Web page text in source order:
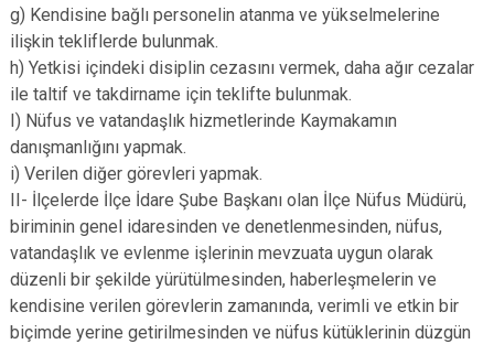
g) Kendisine bağlı personelin atanma ve yükselmelerine
ilişkin tekliflerde bulunmak.
h) Yetkisi içindeki disiplin cezasını vermek, daha ağır cezalar
ile taltif ve takdirname için teklifte bulunmak.
I) Nüfus ve vatandaşlık hizmetlerinde Kaymakamın
danışmanlığını yapmak.
i) Verilen diğer görevleri yapmak.
II- İlçelerde İlçe İdare Şube Başkanı olan İlçe Nüfus Müdürü,
biriminin genel idaresinden ve denetlenmesinden, nüfus,
vatandaşlık ve evlenme işlerinin mevzuata uygun olarak
düzenli bir şekilde yürütülmesinden, haberleşmelerin ve
kendisine verilen görevlerin zamanında, verimli ve etkin bir
biçimde yerine getirilmesinden ve nüfus kütüklerinin düzgün